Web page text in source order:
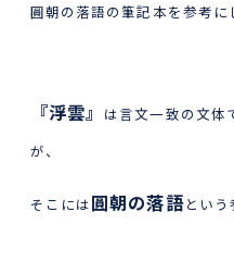
圓朝の落語の筆記本を参考に
『浮雲』
は言文一致の文体
が、
そこには圓朝の落語という